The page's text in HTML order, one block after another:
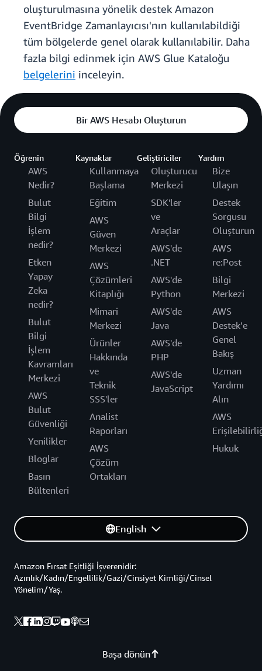
oluşturulmasına yönelik destek Amazon
EventBridge Zamanlayıcısı'nın kullanılabildiği
tüm bölgelerde genel olarak kullanılabilir. Daha
fazla bilgi edinmek için AWS Glue Kataloğu
belgelerini inceleyin.
Bir AWS Hesabı Oluşturun
Öğrenin
AWS
Nedir?
Bulut
Bilgi
İşlem
nedir?
Etken
Yapay
Zeka
nedir?
Bulut
Bilgi
İşlem
Kavramları
Merkezi
AWS
Bulut
Güvenliği
Yenilikler
Bloglar
Basın
Bültenleri
Kaynaklar
Kullanmaya
Başlama
Eğitim
AWS
Güven
Merkezi
AWS
Çözümleri
Kitaplığı
Mimari
Merkezi
Ürünler
Hakkında
ve
Teknik
SSS'ler
Analist
Raporları
AWS
Çözüm
Ortakları
Geliştiriciler
Oluşturucu
Merkezi
SDK'ler
ve
Araçlar
AWS'de
.NET
AWS'de
Python
AWS'de
Java
AWS'de
PHP
AWS'de
JavaScript
Yardım
Bize
Ulaşın
Destek
Sorgusu
Oluşturun
AWS
re:Post
Bilgi
Merkezi
AWS
Destek’e
Genel
Bakış
Uzman
Yardımı
Alın
AWS
Hukuk
English
Başa dönün
Amazon Fırsat Eşitliği İşverenidir:
Azınlık/Kadın/Engellilik/Gazi/Cinsiyet Kimliği/Cinsel
Yönelim/Yaş.